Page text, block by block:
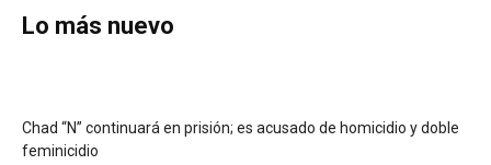
Lo más nuevo
Chad “N” continuará en prisión; es acusado de homicidio y doble
feminicidio